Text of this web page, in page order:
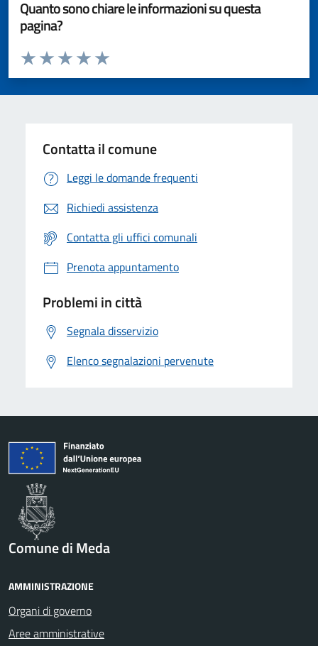
Quanto sono chiare le informazioni su questa
pagina?
Valuta da 1 a 5 stelle la pagina
Valuta 5 stelle su 5
Valuta 4 stelle su 5
Valuta 3 stelle su 5
Valuta 2 stelle su 5
Valuta 1 stelle su 5
Contatta il comune
Leggi le domande frequenti
Richiedi assistenza
Contatta gli uffici comunali
Prenota appuntamento
Problemi in città
Segnala disservizio
Elenco segnalazioni pervenute
Comune di Meda
AMMINISTRAZIONE
Organi di governo
Aree amministrative